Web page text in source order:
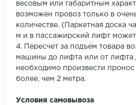
весовым или габаритным
возможен провоз только в
количестве. (Паркетная доска
м и в пассажирский лифт может
4. Пересчет за подъем товара
машины до лифта или от лифта
необходимо произвести
более, чем 2 метра.
Условия самовывоза